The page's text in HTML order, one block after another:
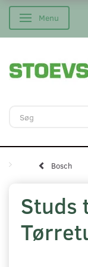
Skifte navigation
Menu
Bosch
Studs